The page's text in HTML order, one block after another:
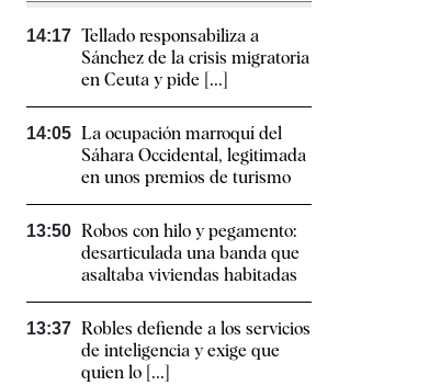
14:17 Tellado responsabiliza a
Sánchez de la crisis migratoria
en Ceuta y pide [...]
14:05 La ocupación marroquí del
Sáhara Occidental, legitimada
en unos premios de turismo
13:50 Robos con hilo y pegamento:
desarticulada una banda que
asaltaba viviendas habitadas
13:37 Robles defiende a los servicios
de inteligencia y exige que
quien lo [...]